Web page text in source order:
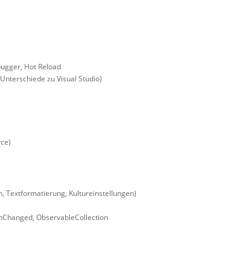
Hot Reload
zu Visual Studio)
Textformatierung, Kultureinstellungen)
ObservableCollection